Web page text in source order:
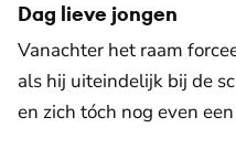
Dag lieve jongen
Vanachter het raam
als hij uiteindelijk bij de
en zich tóch nog even